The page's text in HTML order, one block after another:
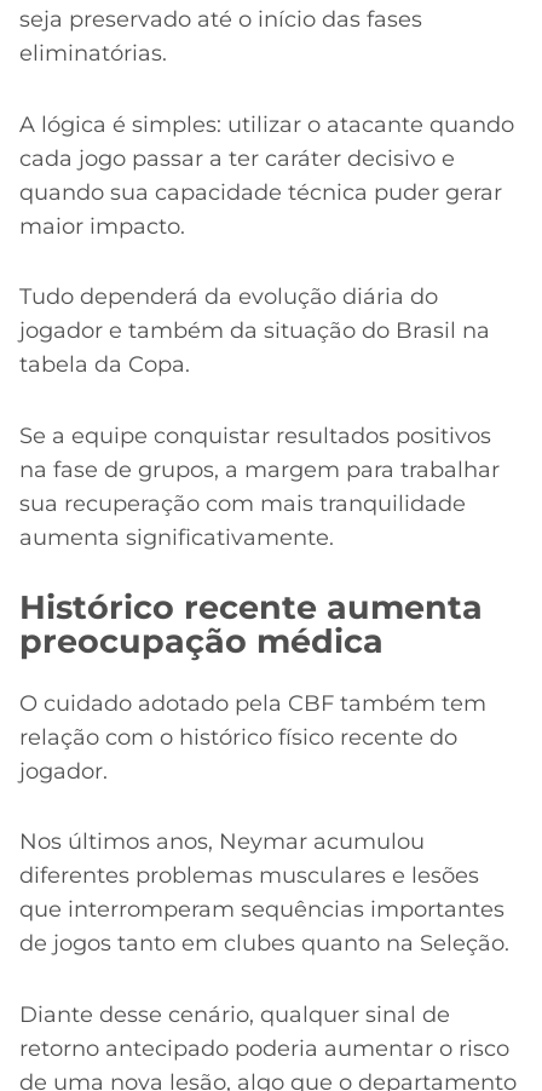
seja preservado até o início das fases
eliminatórias.
A lógica é simples: utilizar o atacante quando
cada jogo passar a ter caráter decisivo e
quando sua capacidade técnica puder gerar
maior impacto.
Tudo dependerá da evolução diária do
jogador e também da situação do Brasil na
tabela da Copa.
Se a equipe conquistar resultados positivos
na fase de grupos, a margem para trabalhar
sua recuperação com mais tranquilidade
aumenta significativamente.
Histórico recente aumenta
preocupação médica
O cuidado adotado pela CBF também tem
relação com o histórico físico recente do
jogador.
Nos últimos anos, Neymar acumulou
diferentes problemas musculares e lesões
que interromperam sequências importantes
de jogos tanto em clubes quanto na Seleção.
Diante desse cenário, qualquer sinal de
retorno antecipado poderia aumentar o risco
de uma nova lesão, algo que o departamento